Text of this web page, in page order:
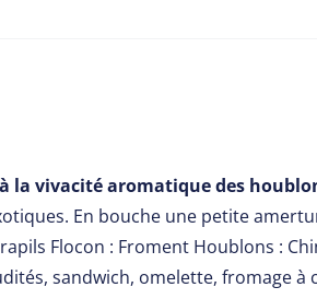
la vivacité aromatique des
En bouche une petite
Flocon : Froment Houblons :
sandwich, omelette, fromage à